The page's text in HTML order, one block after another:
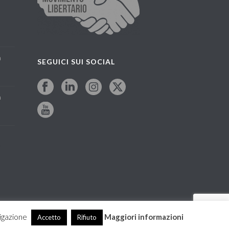
SEGUICI SUI SOCIAL
Accetto Rifiuto Maggiori informazioni